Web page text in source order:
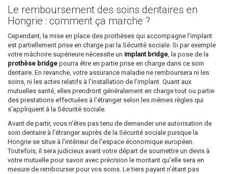
Le remboursement des soins dentaires en
Hongrie : comment ça marche ?
Cependant, la mise en place des prothèses qui accompagne l’implant
est partiellement prise en charge par la Sécurité sociale. Si par exemple
votre mâchoire supérieure nécessite un implant bridge, la pose de la
prothèse bridge pourra être en partie prise en charge dans ce soin
dentaire. En revanche, votre assurance maladie ne remboursera ni les
soins, ni les actes relatifs à l’installation de l’implant. Quant aux
mutuelles santé, elles prendront généralement en charge tout ou partie
des prestations effectuées à l'étranger selon les mêmes règles qui
s'appliquent à la Sécurité sociale.
Avant de partir, vous n'êtes pas tenu de demander une autorisation de
soin dentaire à l'étranger auprès de la Sécurité sociale puisque la
Hongrie se situe à l'intérieur de l'espace économique européen.
Toutefois, il sera judicieux avant votre départ de soumettre un devis à
votre mutuelle pour savoir avec précision le montant qu'elle sera en
mesure de rembourser pour vos soins. Le tiers payant n'étant pas